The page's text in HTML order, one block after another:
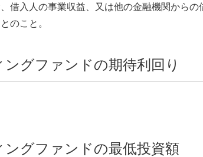
借入人の事業収益、又は他の金融機関からの
のこと。
グファンドの期待利回り
グファンドの最低投資額